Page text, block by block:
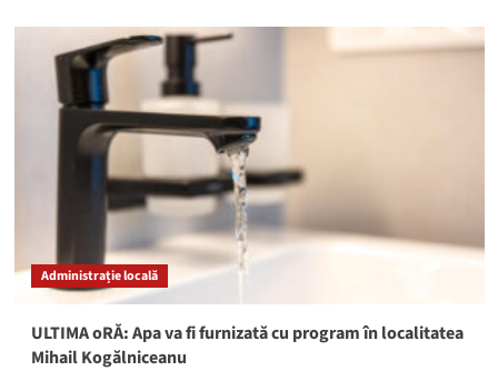
Administrație locală
ULTIMA oRĂ: Apa va fi furnizată cu program în localitatea
Mihail Kogălniceanu